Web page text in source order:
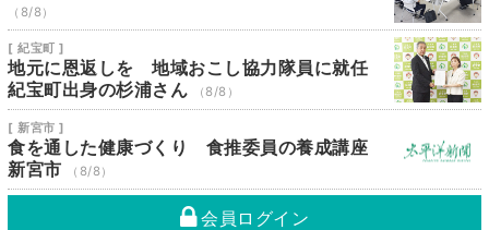
（8/8）
[ 紀宝町 ]
地元に恩返しを 地域おこし協力隊員に就任
紀宝町出身の杉浦さん
（8/8）
[ 新宮市 ]
食を通した健康づくり 食推委員の養成講座
新宮市
（8/8）
会員ログイン